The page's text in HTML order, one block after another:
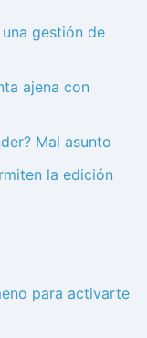
gestión de
ajena con
Mal asunto
la edición
para activarte